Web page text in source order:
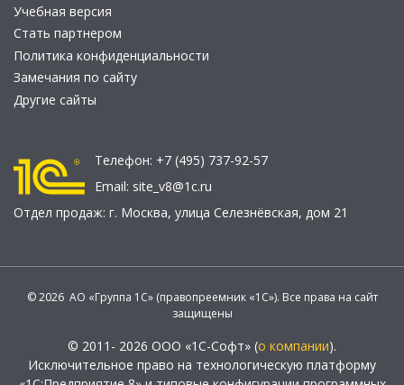
Учебная версия
Стать партнером
Политика конфиденциальности
Замечания по сайту
Другие сайты
Телефон: +7 (495) 737-92-57
Email: site_v8@1c.ru
Отдел продаж: г. Москва, улица Селезнёвская, дом 21
© 2026 АО «Группа 1С» (правопреемник «1С»). Все права на сайт
защищены
© 2011- 2026 ООО «1С-Софт» (о компании).
Исключительное право на технологическую платформу